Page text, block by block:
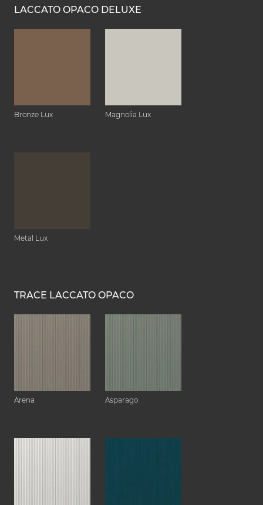
LACCATO OPACO DELUXE
Bronze Lux Magnolia Lux
Metal Lux
TRACE LACCATO OPACO
Arena Asparago